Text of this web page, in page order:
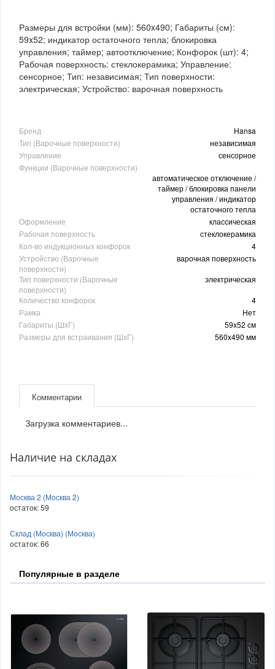
Размеры для встройки (мм): 560x490; Габариты (см):
59x52; индикатор остаточного тепла; блокировка
управления; таймер; автоотключение; Конфорок (шт): 4;
Рабочая поверхность: стеклокерамика; Управление:
сенсорное; Тип: независимая; Тип поверхности:
электрическая; Устройство: варочная поверхность
Бренд
Hansa
Тип (Варочные поверхности)
независимая
Управление
сенсорное
Функции (Варочные поверхности)
автоматическое отключение /
таймер / блокировка панели
управления / индикатор
остаточного тепла
Оформление
классическая
Рабочая поверхность
стеклокерамика
Кол-во индукционных конфорок
4
Устройство (Варочные
поверхности)
варочная поверхность
Тип поверхности (Варочные
поверхности)
электрическая
Количество конфорок
4
Рамка
Нет
Габариты (ШхГ)
59x52 см
Размеры для встраивания (ШхГ)
560x490 мм
Комментарии
Загрузка комментариев...
Наличие на складах
Москва 2 (Москва 2)
остаток:59
Склад (Москва) (Москва)
остаток:66
Популярные в разделе